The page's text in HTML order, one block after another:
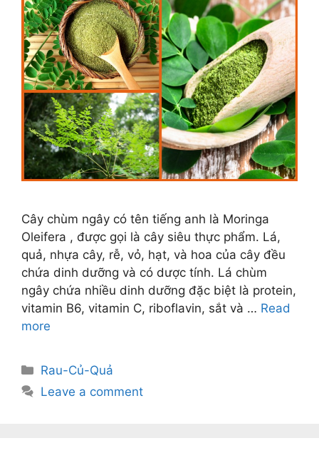
Cây chùm ngây có tên tiếng anh là Moringa
Oleifera , được gọi là cây siêu thực phẩm. Lá,
quả, nhựa cây, rễ, vỏ, hạt, và hoa của cây đều
chứa dinh dưỡng và có dược tính. Lá chùm
ngây chứa nhiều dinh dưỡng đặc biệt là protein,
vitamin B6, vitamin C, riboflavin, sắt và … Read
more
Categories
Rau-Củ-Quả
Leave a comment